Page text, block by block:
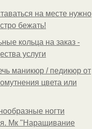
на месте нужно
бежать!
кольца на заказ -
услуги
маникюр / педикюр от
цвета или
ногти
Мк "Наращивание